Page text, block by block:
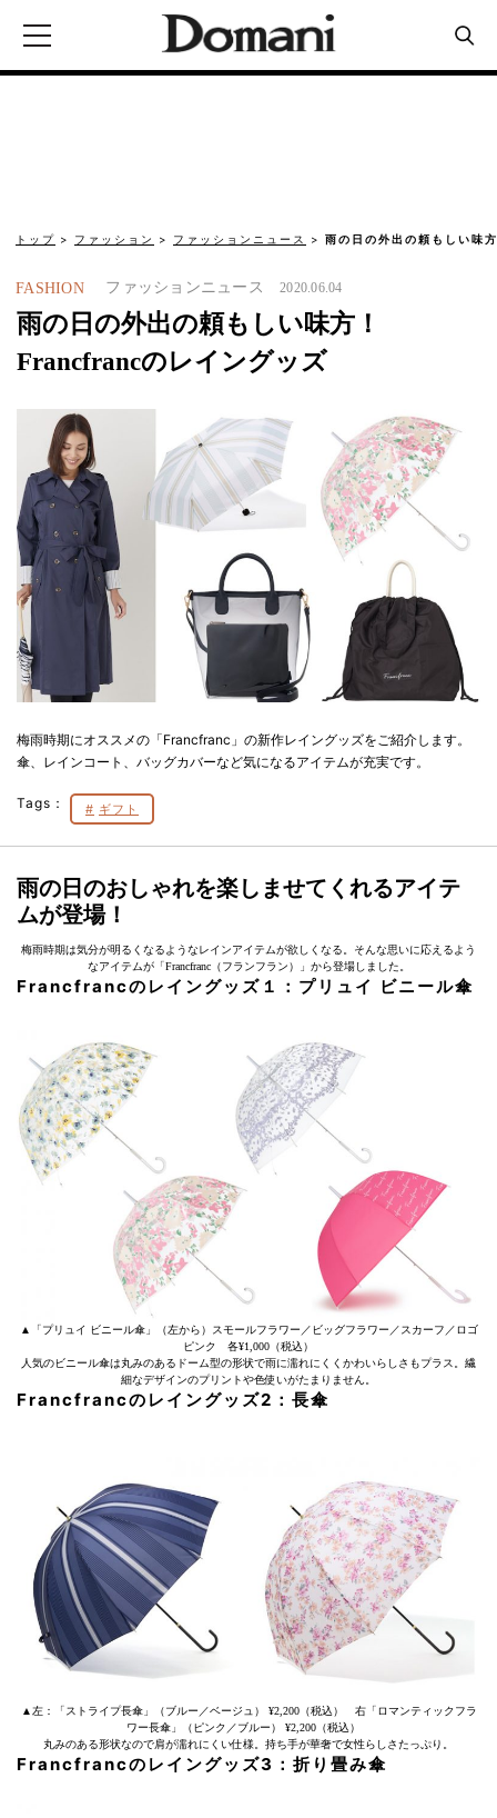
トップ ファッション ファッションニュース 雨の日の外出の頼もしい
FASHION ファッションニュース 2020.06.04
雨の日の外出の頼もしい味方！
Francfrancのレイングッズ
梅雨時期にオススメの「Francfranc」の新作レイングッズをご紹介します。
傘、レインコート、バッグカバーなど気になるアイテムが充実です。
Tags： ギフト
雨の日のおしゃれを楽しませてくれるアイテ
ムが登場！
梅雨時期は気分が明るくなるようなレインアイテムが欲しくなる。そんな思いに応えるよう
なアイテムが「Francfranc（フランフラン）」から登場しました。
Francfrancのレイングッズ１：プリュイ ビニール傘
▲「プリュイ ビニール傘」（左から）スモールフラワー／ビッグフラワー／スカーフ／ロゴ
ピンク 各¥1,000（税込）
人気のビニール傘は丸みのあるドーム型の形状で雨に濡れにくくかわいらしさもプラス。繊
細なデザインのプリントや色使いがたまりません。
Francfrancのレイングッズ2：長傘
▲左：「ストライプ長傘」（ブルー／ベージュ） ¥2,200（税込） 右「ロマンティックフラ
ワー長傘」（ピンク／ブルー） ¥2,200（税込）
丸みのある形状なので肩が濡れにくい仕様。持ち手が華奢で女性らしさたっぷり。
Francfrancのレイングッズ3：折り畳み傘